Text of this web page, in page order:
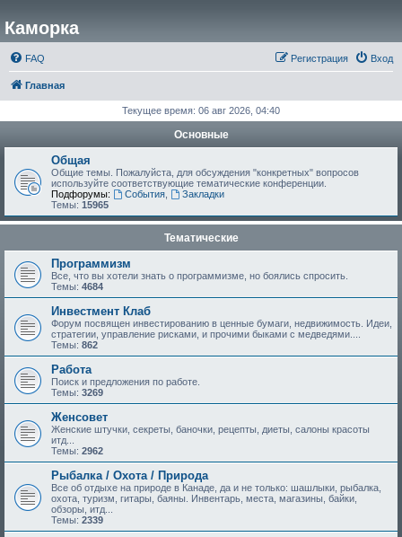
Каморка
FAQ Вход
Регистрация
Главная
Текущее время: 06 авг 2026, 04:40
Основные
Общая
Общие темы. Пожалуйста, для обсуждения "конкретных" вопросов
используйте соответствующие тематические конференции.
Подфорумы:
События,
Закладки
Темы: 15965
Тематические
Программизм
Все, что вы хотели знать о программизме, но боялись спросить.
Темы: 4684
Инвестмент Клаб
Форум посвящен инвестированию в ценные бумаги, недвижимость. Идеи,
стратегии, управление рисками, и прочими быками с медведями....
Темы: 862
Работа
Поиск и предложения по работе.
Темы: 3269
Женсовет
Женские штучки, секреты, баночки, рецепты, диеты, салоны красоты
итд...
Темы: 2962
Рыбалка / Охота / Природа
Все об отдыхе на природе в Канаде, да и не только: шашлыки, рыбалка,
охота, туризм, гитары, баяны. Инвентарь, места, магазины, байки,
обзоры, итд...
Темы: 2339